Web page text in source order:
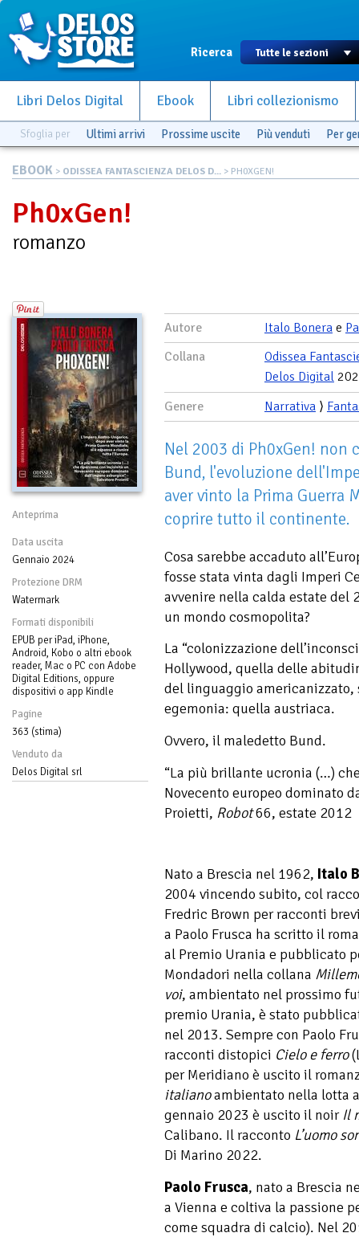
Ricerca
Libri Delos Digital Ebook Libri collezionismo
Sfoglia per Ultimi arrivi Prossime uscite Più venduti Per
EBOOK > ODISSEA FANTASCIENZA DELOS D... > PH0XGEN!
Ph0xGen!
romanzo
Anteprima
Data uscita
Gennaio 2024
Protezione DRM
Watermark
Formati disponibili
EPUB per iPad, iPhone,
Android, Kobo o altri ebook
reader, Mac o PC con Adobe
Digital Editions, oppure
dispositivi o app Kindle
Pagine
363 (stima)
Venduto da
Delos Digital srl
Autore Italo Bonera e
Collana
Odissea
Delos Digital
Genere
Narrativa ⟩
Nel 2003 di Ph0xGen! non
Bund, l'evoluzione
aver vinto la Prima Guerra
coprire tutto il continente.
Cosa sarebbe accaduto
fosse stata vinta dagli Imperi
avvenire nella calda estate del
un mondo cosmopolita?
La “colonizzazione
Hollywood, quella delle
del linguaggio americanizzato,
egemonia: quella austriaca.
Ovvero, il maledetto Bund.
“La più brillante ucronia (…)
Novecento europeo dominato
Proietti, Robot66, estate 2012
Nato a Brescia nel 1962, Italo
2004 vincendo subito, col
Fredric Brown per racconti
a Paolo Frusca ha scritto il
al Premio Urania e pubblicato
Mondadori nella collana
voi, ambientato nel prossimo
premio Urania, è stato
nel 2013. Sempre con Paolo
racconti distopici Cielo e ferro
per Meridiano è uscito il
italianoambientato nella lotta
gennaio 2023 è uscito il noir Il
Calibano. Il racconto L’uomo
Di Marino 2022.
Paolo Frusca, nato a Brescia
a Vienna e coltiva la passione
come squadra di calcio). Nel